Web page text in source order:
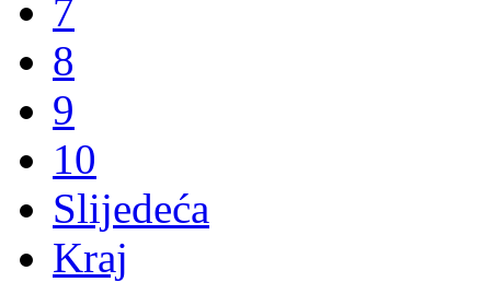
7
8
9
10
Slijedeća
Kraj